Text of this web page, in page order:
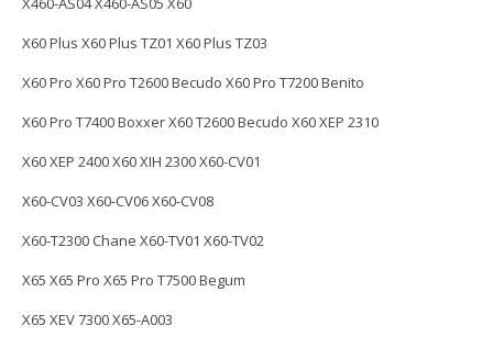
X60 Plus X60 Plus TZ01 X60 Plus TZ03
X60 Pro X60 Pro T2600 Becudo X60 Pro T7200 Benito
X60 Pro T7400 Boxxer X60 T2600 Becudo X60 XEP 2310
X60 XEP 2400 X60 XIH 2300 X60-CV01
X60-CV03 X60-CV06 X60-CV08
X60-T2300 Chane X60-TV01 X60-TV02
X65 X65 Pro X65 Pro T7500 Begum
X65 XEV 7300 X65-A003